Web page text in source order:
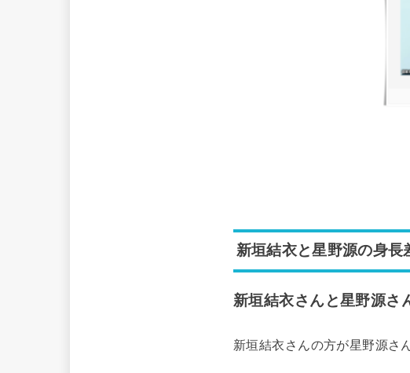
新垣結衣と星野源の身長
新垣結衣さんと星野源さ
新垣結衣さんの方が星野源さ